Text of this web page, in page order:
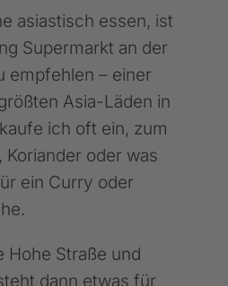
asiastisch essen, ist
Supermarkt an der
empfehlen – einer
Asia-Läden in
ich oft ein, zum
Koriander oder was
ein Curry oder
Hohe Straße und
dann etwas für